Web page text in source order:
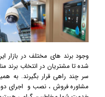
وجود برند های مختلف در بازار
شده تا مشتریان در انتخاب برند
سر چند راهی قرار بگیرند. به
مشاوره فروش ، نصب و اجرای